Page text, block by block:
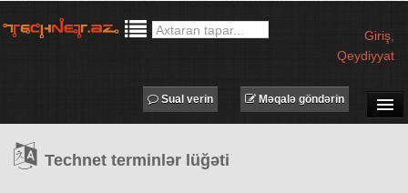
Giriş
Qeydiyyat
Məqalə göndərin
Sual verin
Technet terminlər lüğəti